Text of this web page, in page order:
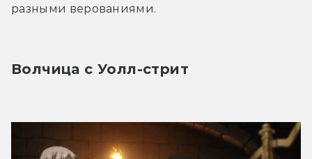
разными верованиями.
Волчица с Уолл-стрит